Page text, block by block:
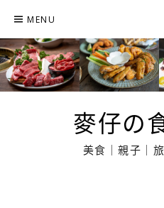
content
MENU
麥仔の
美食｜親子｜